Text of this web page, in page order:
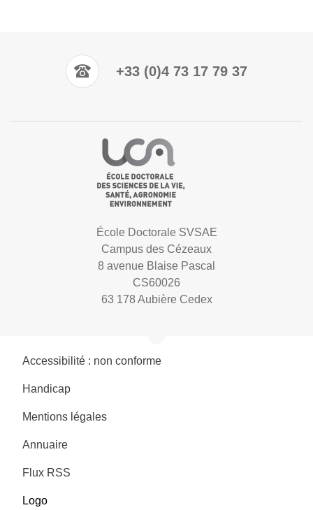
+33 (0)4 73 17 79 37
École Doctorale SVSAE
Campus des Cézeaux
8 avenue Blaise Pascal
CS60026
63 178 Aubière Cedex
Accessibilité : non conforme
Handicap
Mentions légales
Annuaire
Flux RSS
Logo